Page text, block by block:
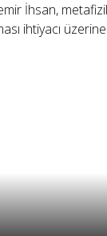
İhsan,
ihtiyacı